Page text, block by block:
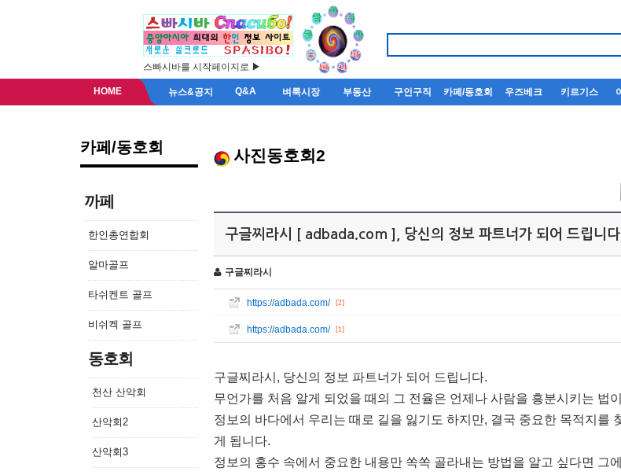
스빠시바를 시작페이지로 ▶
HOME 뉴스&공지 Q&A 벼룩시장 부동산 구인구직 카페/동호회 우즈베크 키르기스
카페/동호회
까페
한인총연합회
알마골프
타쉬켄트 골프
비쉬켁 골프
동호회
천산 산악회
산악회2
산악회3
사진동호회2
구글찌라시 [ adbada.com ], 당신의 정보 파트너가 되어 드립니
구글찌라시
https://adbada.com/ [2]
https://adbada.com/ [1]
구글찌라시, 당신의 정보 파트너가 되어 드립니다.
무언가를 처음 알게 되었을 때의 그 전율은 언제나 사람을 흥분시키는 법
정보의 바다에서 우리는 때로 길을 잃기도 하지만, 결국 중요한 목적지를
게 됩니다.
정보의 홍수 속에서 중요한 내용만 쏙쏙 골라내는 방법을 알고 싶다면 그